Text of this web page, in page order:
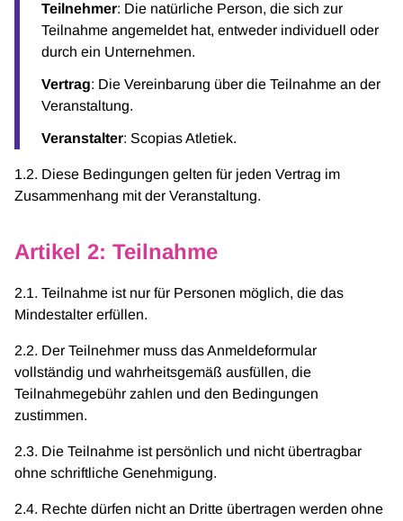
Teilnehmer: Die natürliche Person, die sich zur
Teilnahme angemeldet hat, entweder individuell oder
durch ein Unternehmen.
Vertrag: Die Vereinbarung über die Teilnahme an der
Veranstaltung.
Veranstalter: Scopias Atletiek.
1.2. Diese Bedingungen gelten für jeden Vertrag im
Zusammenhang mit der Veranstaltung.
Artikel 2: Teilnahme
2.1. Teilnahme ist nur für Personen möglich, die das
Mindestalter erfüllen.
2.2. Der Teilnehmer muss das Anmeldeformular
vollständig und wahrheitsgemäß ausfüllen, die
Teilnahmegebühr zahlen und den Bedingungen
zustimmen.
2.3. Die Teilnahme ist persönlich und nicht übertragbar
ohne schriftliche Genehmigung.
2.4. Rechte dürfen nicht an Dritte übertragen werden ohne